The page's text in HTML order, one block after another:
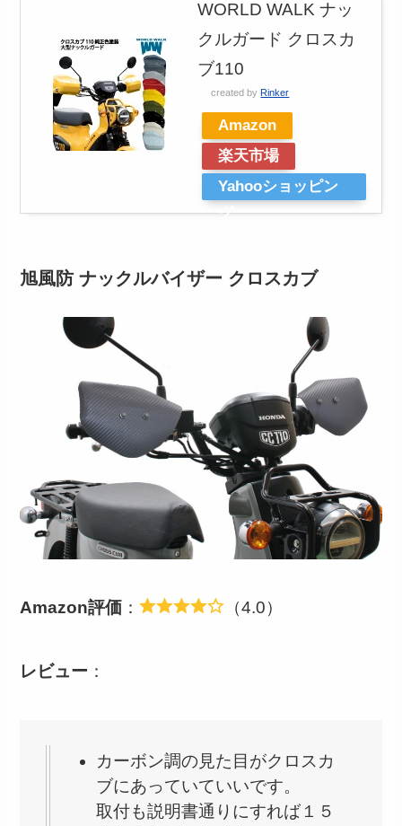
WORLD WALK ナッ
クルガード クロスカ
ブ110
created by Rinker
Amazon
楽天市場
Yahooショッピン
グ
旭風防 ナックルバイザー クロスカブ
Amazon評価 ： （4.0）
レビュー ：
カーボン調の見た目がクロスカ
ブにあっていていいです。
取付も説明書通りにすれば１５